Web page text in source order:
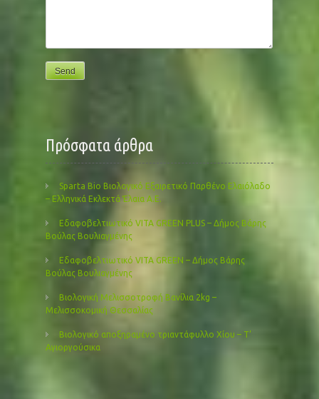
Πρόσφατα άρθρα
Sparta Bio Βιολογικό Εξαιρετικό Παρθένο Ελαιόλαδο
– Ελληνικά Εκλεκτά Έλαια Α.Ε.
Εδαφοβελτιωτικό VITA GREEN PLUS – Δήμος Βάρης
Βούλας Βουλιαγμένης
Εδαφοβελτιωτικό VITA GREEN – Δήμος Βάρης
Βούλας Βουλιαγμένης
Βιολογική Μελισσοτροφή Βανίλια 2kg –
Μελισσοκομική Θεσσαλίας
Βιολογικό αποξηραμένο τριαντάφυλλο Χίου – Τ’
Αγιοργούσικα